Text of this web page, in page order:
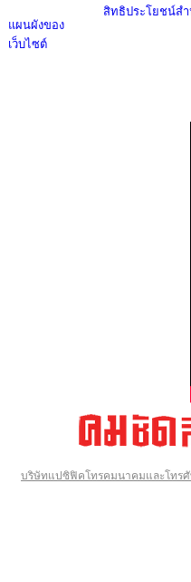
แผนผังของ
เว็บไซต์
สิทธิประโยชน์ส
บริษัทแปซิฟิคโทรคมนาคมและโทร